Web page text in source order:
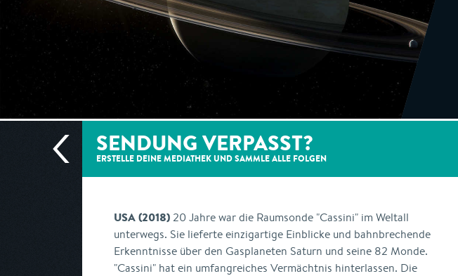
SENDUNG VERPASST?
ERSTELLE DEINE MEDIATHEK UND SAMMLE ALLE FOLGEN
USA (2018) 20 Jahre war die Raumsonde "Cassini" im Weltall
unterwegs. Sie lieferte einzigartige Einblicke und bahnbrechende
Erkenntnisse über den Gasplaneten Saturn und seine 82 Monde.
"Cassini" hat ein umfangreiches Vermächtnis hinterlassen. Die